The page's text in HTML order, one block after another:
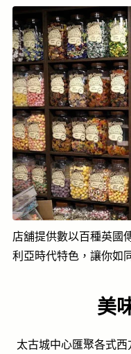
店舖提供數以百種英國
利亞時代特色，讓你如
美
太古城中心匯聚各式